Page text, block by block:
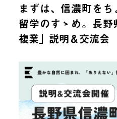
まずは、信濃町を
留学のすゝめ。長
複業」説明＆交流会